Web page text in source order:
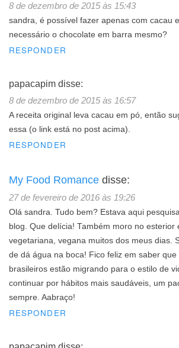
8 de dezembro de 2015 às 15:43
sandra, é possível fazer apenas com cacau
necessário o chocolate em barra mesmo?
RESPONDER
papacapim disse:
8 de dezembro de 2015 às 16:57
A receita original leva cacau em pó, então
essa (o link está no post acima).
RESPONDER
My Food Romance disse:
27 de fevereiro de 2016 às 19:26
Olá sandra. Tudo bem? Estava aqui
blog. Que delícia! Também moro no esterior
vegetariana, vegana muitos dos meus dias.
de dá água na boca! Fico feliz em saber que
brasileiros estão migrando para o estilo de
continuar por hábitos mais saudáveis, um
sempre. Aabraço!
RESPONDER